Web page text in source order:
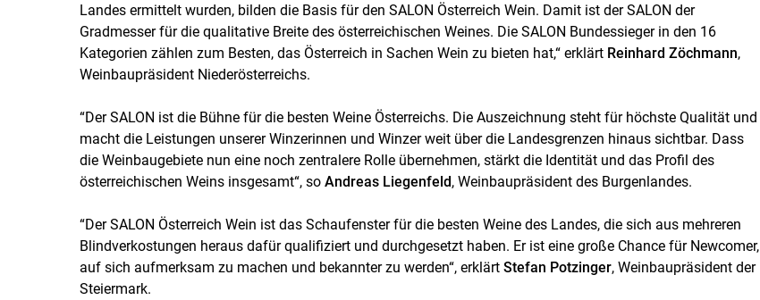
Landes ermittelt wurden, bilden die Basis für den SALON Österreich Wein. Damit ist der SALON der
Gradmesser für die qualitative Breite des österreichischen Weines. Die SALON Bundessieger in den 16
Kategorien zählen zum Besten, das Österreich in Sachen Wein zu bieten hat,“ erklärt Reinhard Zöchmann,
Weinbaupräsident Niederösterreichs.
“Der SALON ist die Bühne für die besten Weine Österreichs. Die Auszeichnung steht für höchste Qualität und
macht die Leistungen unserer Winzerinnen und Winzer weit über die Landesgrenzen hinaus sichtbar. Dass
die Weinbaugebiete nun eine noch zentralere Rolle übernehmen, stärkt die Identität und das Profil des
österreichischen Weins insgesamt“, so Andreas Liegenfeld, Weinbaupräsident des Burgenlandes.
“Der SALON Österreich Wein ist das Schaufenster für die besten Weine des Landes, die sich aus mehreren
Blindverkostungen heraus dafür qualifiziert und durchgesetzt haben. Er ist eine große Chance für Newcomer,
auf sich aufmerksam zu machen und bekannter zu werden“, erklärt Stefan Potzinger, Weinbaupräsident der
Steiermark.